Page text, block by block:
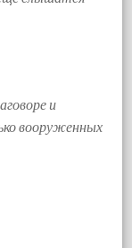
и
вооруженных